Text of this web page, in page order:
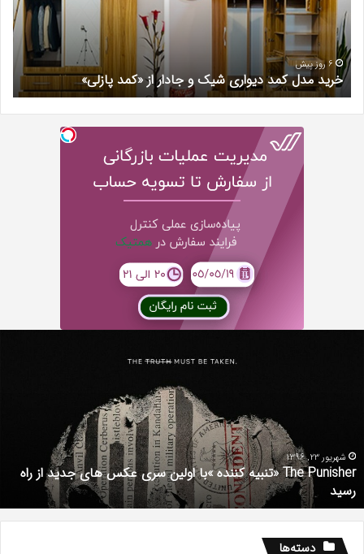
جادار
از
«کمد
پازلی»
6 روز پیش
خرید مدل کمد دیواری شیک و جادار از «کمد پازلی»
عکس
های
جدید
از
راه
رسید
شهریور 23, 1396
The Punisher «تنبیه کننده »با اولین سری عکس های جدید از راه
رسید
دسته‌ها